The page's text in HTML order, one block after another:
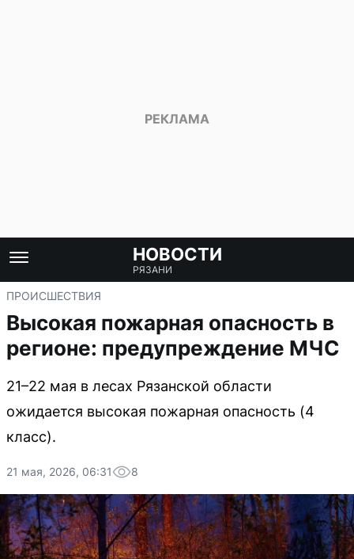
НОВОСТИ
РЯЗАНИ
ПРОИСШЕСТВИЯ
Высокая пожарная опасность в
регионе: предупреждение МЧС
21–22 мая в лесах Рязанской области
ожидается высокая пожарная опасность (4
класс).
21 мая, 2026, 06:31 8